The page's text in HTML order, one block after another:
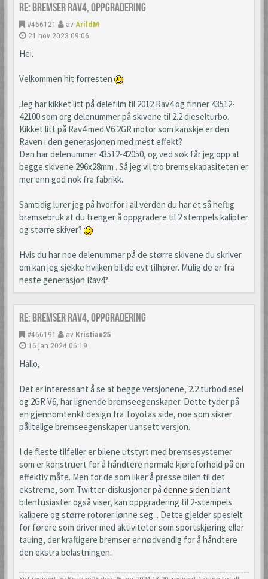
Re: Bremser Rav4, oppgradering
#466121 av ArildM
21 nov 2023 09:06
Hei.
Velkommen hit forresten
Jeg har kikket litt på delefilm til 2012 Rav4 og finner 43512-
42100 som org delenummer på skivene til 2.2 dieselturbo.
Kikket litt på Rav4 med V6 2GR motor som kanskje er den
Raven i den generasjonen med mest effekt?
Den har delenummer 43512-42050, og ved søk får jeg opp at
begge skivene 296x28mm . Så jeg vil tro bremsekapasiteten er
mer enn god nok fra fabrikk.
Samtidig lurer jeg på hvorfor i all verden du har et så heftig
bremsebruk at du trenger å oppgradere til 2 stempels kalipter
og større skiver?
Hvis du har noe delenummer på de større skivene du skriver
om kan jeg sjekke hvilken bil de evt tilhører. Mulig de er fra
neste generasjon Rav4?
Re: Bremser Rav4, oppgradering
#466191 av Kristian25
16 jan 2024 06:19
Hallo,
Det er interessant å se at begge versjonene, 2.2 turbodiesel
og 2GR V6, har lignende bremseegenskaper. Dette tyder på
en gjennomtenkt design fra Toyotas side, noe som sikrer
pålitelige bremseegenskaper uansett versjon.
I de fleste tilfeller er bilene utstyrt med bremsesystemer
som er konstruert for å håndtere normale kjøreforhold på en
effektiv måte. Men for de som liker å presse bilen til det
ekstreme, som Twitter-diskusjoner på denne siden blant
bilentusiaster også viser, kan oppgradering til 2-stempels
kalipere og større rotorer lønne seg .. Dette gjelder spesielt
for førere som driver med aktiviteter som sportskjøring eller
tauing, der kraftigere bremser er nødvendig for å håndtere
den ekstra belastningen.